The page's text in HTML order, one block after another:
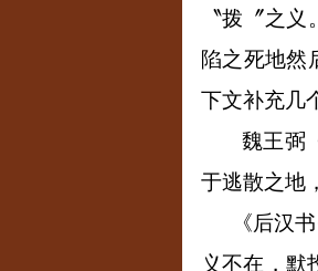
〝拨〞之
陷之死地然
下文补充几
魏王弼
于逃散之地
《后汉
义不在，默